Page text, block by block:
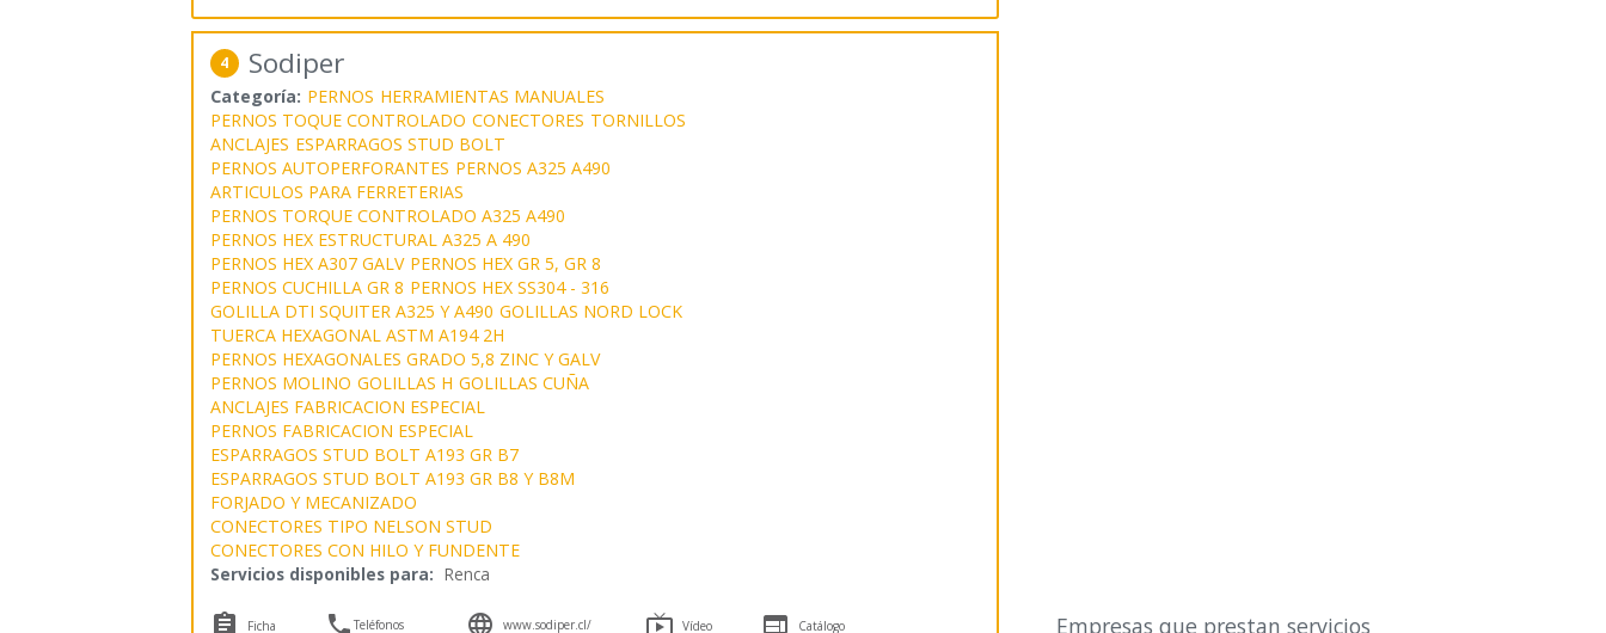
Empresas que prestan servicios
4 Sodiper
Categoría: PERNOS HERRAMIENTAS MANUALES
PERNOS TOQUE CONTROLADO CONECTORES TORNILLOS
ANCLAJES ESPARRAGOS STUD BOLT
PERNOS AUTOPERFORANTES PERNOS A325 A490
ARTICULOS PARA FERRETERIAS
PERNOS TORQUE CONTROLADO A325 A490
PERNOS HEX ESTRUCTURAL A325 A 490
PERNOS HEX A307 GALV PERNOS HEX GR 5, GR 8
PERNOS CUCHILLA GR 8 PERNOS HEX SS304 - 316
GOLILLA DTI SQUITER A325 Y A490 GOLILLAS NORD LOCK
TUERCA HEXAGONAL ASTM A194 2H
PERNOS HEXAGONALES GRADO 5,8 ZINC Y GALV
PERNOS MOLINO GOLILLAS H GOLILLAS CUÑA
ANCLAJES FABRICACION ESPECIAL
PERNOS FABRICACION ESPECIAL
ESPARRAGOS STUD BOLT A193 GR B7
ESPARRAGOS STUD BOLT A193 GR B8 Y B8M
FORJADO Y MECANIZADO
CONECTORES TIPO NELSON STUD
CONECTORES CON HILO Y FUNDENTE
Servicios disponibles para: Renca
 Ficha Teléfonos  www.sodiper.cl/  Vídeo  Catálogo